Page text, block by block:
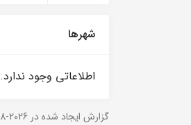
شهرها
اطلاعاتی وجود ندارد.
گزارش ایجاد شده در 2026-08-06 ساعت 08:15:57 (UTC +03:30).